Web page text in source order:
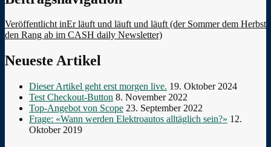
Veröffentlicht inEr läuft und läuft und läuft (der Sommer dem Herbst
den Rang ab im CASH daily Newsletter)
Neueste Artikel
Dieser Artikel geht erst morgen live. 19. Oktober 2024
Test Checkout-Button 8. November 2022
Top-Angebot von Scope 23. September 2022
Frage: «Wann werden Elektroautos alltäglich sein?» 12.
Oktober 2019